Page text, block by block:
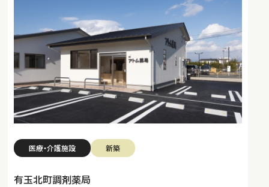
医療・介護施設 新築
有玉北町調剤薬局